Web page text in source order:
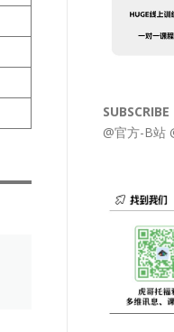
@官方-B站